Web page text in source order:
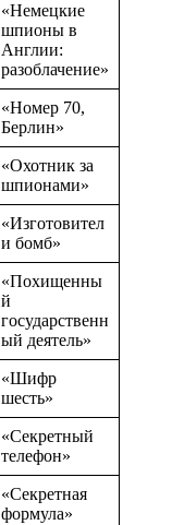
«Немецкие
шпионы в
Англии:
разоблачение»
«Номер 70,
Берлин»
«Охотник за
шпионами»
«Изготовител
и бомб»
«Похищенны
й
государственн
ый деятель»
«Шифр
шесть»
«Секретный
телефон»
«Секретная
формула»